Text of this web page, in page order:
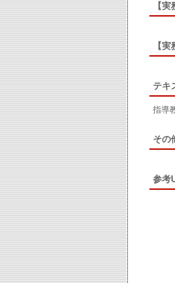
【
【
テキ
指導
その
参考